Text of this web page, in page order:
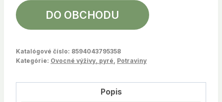
DO OBCHODU
Katalógové číslo: 8594043795358
Kategórie: Ovocné výživy, pyré Potraviny
Popis